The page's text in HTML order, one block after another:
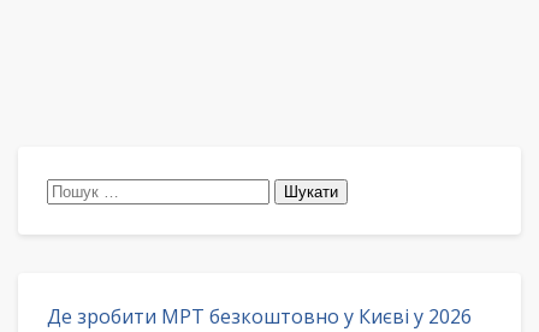
Пошук:
Де зробити МРТ безкоштовно у Києві у 2026